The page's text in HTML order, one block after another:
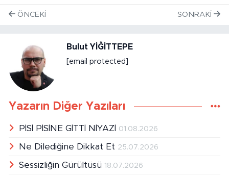
ÖNCEKI SONRAKI
Bulut YİĞİTTEPE
[email protected]
Yazarın Diğer Yazıları
PİSİ PİSİNE GİTTİ NİYAZİ 01.08.2026
Ne Dilediğine Dikkat Et 25.07.2026
Sessizliğin Gürültüsü 18.07.2026